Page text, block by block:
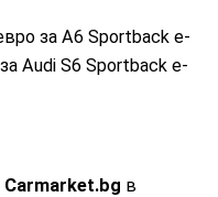
за A6 Sportback e-
Audi S6 Sportback e-
Carmarket.bg в